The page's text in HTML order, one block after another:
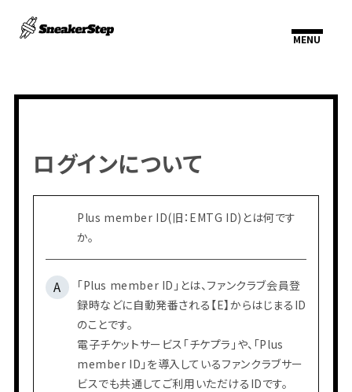
INFORMATION
PROFILE
DISCOGRAPHY
ログインについて
Plus member ID(旧：EMTG ID)とは何です
か。
A
「Plus member ID」とは、ファンクラブ会員登
録時などに自動発番される【E】からはじまるID
のことです。
電子チケットサービス「チケプラ 」や、「Plus
member ID」を導入しているファンクラブサー
ビスでも共通してご利用いただけるIDです。